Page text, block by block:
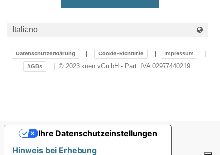
Datenschutzerklärung Cookie-Richtlinie Impressum
AGBs © 2023 kuen vGmbH - Part. IVA 02977440219
Hinweis bei Erhebung
Ihre Datenschutzeinstellungen